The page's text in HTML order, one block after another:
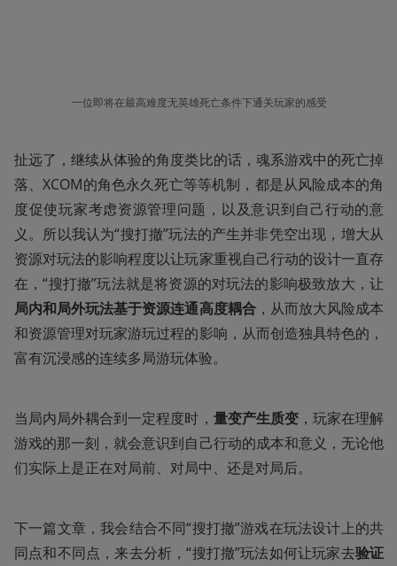
一位即将在最高难度无英雄死亡条件下通关玩家的感受
扯远了，继续从体验的角度类比的话，魂系游戏中的死亡掉
落、XCOM的角色永久死亡等等机制，都是从风险成本的角
度促使玩家考虑资源管理问题，以及意识到自己行动的意
义。所以我认为“搜打撤”玩法的产生并非凭空出现，增大从
资源对玩法的影响程度以让玩家重视自己行动的设计一直存
在，“搜打撤”玩法就是将资源的对玩法的影响极致放大，让
局内和局外玩法基于资源连通高度耦合，从而放大风险成本
和资源管理对玩家游玩过程的影响，从而创造独具特色的，
富有沉浸感的连续多局游玩体验。
当局内局外耦合到一定程度时， 量变产生质变，玩家在理解
游戏的那一刻，就会意识到自己行动的成本和意义，无论他
们实际上是正在对局前、对局中、还是对局后。
下一篇文章，我会结合不同“搜打撤”游戏在玩法设计上的共
同点和不同点，来去分析，“搜打撤”玩法如何让玩家去验证